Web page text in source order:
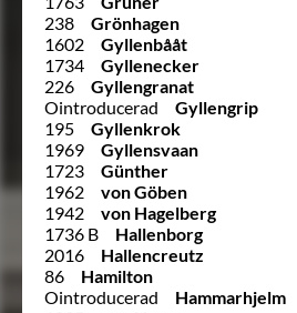
238
Grönhagen
1602
Gyllenbååt
1734
Gyllenecker
226
Gyllengranat
Ointroducerad
Gyllengrip
195
Gyllenkrok
1969
Gyllensvaan
1723
Günther
1962
von Göben
1942
von Hagelberg
1736 B
Hallenborg
2016
Hallencreutz
86
Hamilton
Ointroducerad
Hammarhjelm